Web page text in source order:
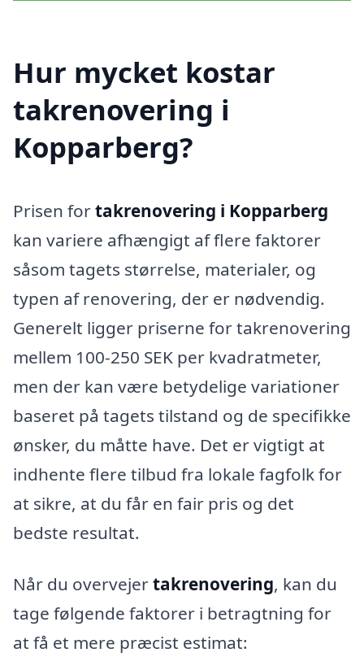
Hur mycket kostar
takrenovering i
Kopparberg?
Prisen fortakrenovering i Kopparberg
kan variere afhængigt af flere faktorer
såsom tagets størrelse, materialer, og
typen af renovering, der er nødvendig.
Generelt ligger priserne for takrenovering
mellem 100-250 SEK per kvadratmeter,
men der kan være betydelige variationer
baseret på tagets tilstand og de specifikke
ønsker, du måtte have. Det er vigtigt at
indhente flere tilbud fra lokale fagfolk for
at sikre, at du får en fair pris og det
bedste resultat.
Når du overvejertakrenovering, kan du
tage følgende faktorer i betragtning for
at få et mere præcist estimat: